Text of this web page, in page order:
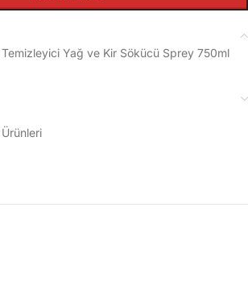
Yağ ve Kir Sökücü Sprey 750ml